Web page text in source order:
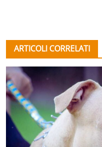
ARTICOLI CORRELATI